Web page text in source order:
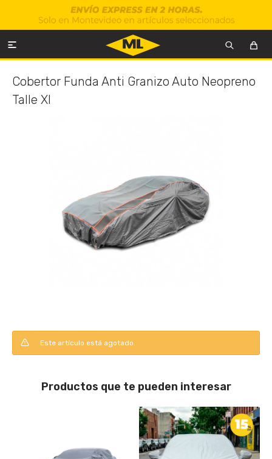

Cobertor Funda Anti Granizo Auto Neopreno
Talle Xl
Este artículo está agotado.
Productos que te pueden interesar